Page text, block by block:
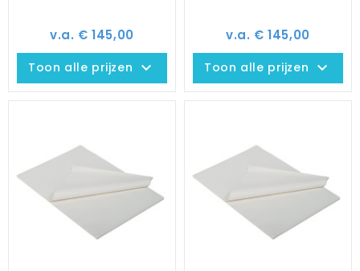
v.a. € 145,00
Toon alle prijzen keyboard_arrow_down
v.a. € 145,00
Toon alle prijzen keyboard_arrow_down